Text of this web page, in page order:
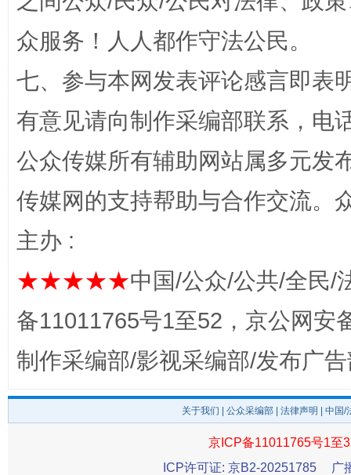
揭开“小金库”的免责幌子
受贿1.44亿！段成刚被判无期 从幼
众服务！人人都作守法公民。
七、参与本网发表评论感言即表
有意见请向制作采编部联系，电
公众传媒所有辅助网站属多元发
传媒网的支持帮助与合作交流。
主办 :
★★★★★中国/公众/公共/全民/
备11011765号1至52，京公网安
制作采编部/影视采编部/发布广
关于我们 公众采编部 法律声明 | 中国
京ICP备11011765号1至
ICP许可证: 京B2-20251785
广